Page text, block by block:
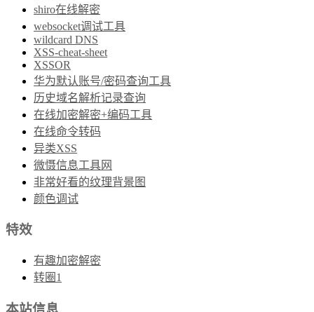
shiro在线解密
websocket调试工具
wildcard DNS
XSS-cheat-sheet
XSSOR
华为默认账号/密码查询工具
历史域名解析记录查询
在线加密解密+编码工具
在线命令转码
异类XSS
微慑信息工具网
非常好看的纹理背景图
颜色调试
特效
有趣加密解密
转圈1
本站信息